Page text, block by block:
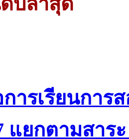
ารเรียนการ
แยกตามสาร